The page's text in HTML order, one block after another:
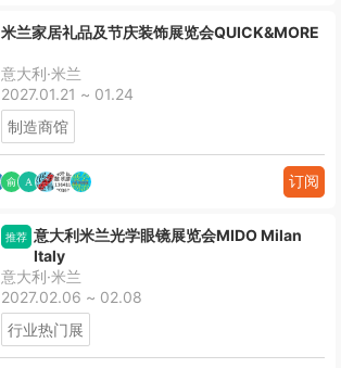
米兰家居礼品及节庆装饰展览会QUICK&MORE
意大利·米兰
2027.01.21 ~ 01.24
制造商馆
订阅
推荐 意大利米兰光学眼镜展览会MIDO Milan
Italy
意大利·米兰
2027.02.06 ~ 02.08
行业热门展